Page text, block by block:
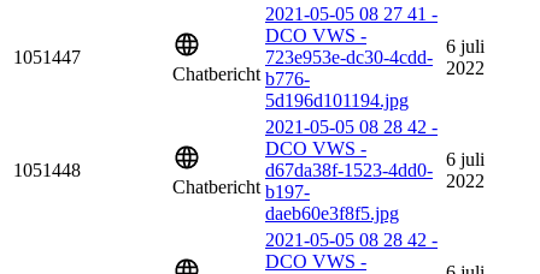
1051447
Chatbericht
2021-05-05 08 27 41 -
DCO VWS -
723e953e-dc30-4cdd-
b776-
5d196d101194.jpg
6 juli
2022
1051448
Chatbericht
2021-05-05 08 28 42 -
DCO VWS -
d67da38f-1523-4dd0-
b197-
daeb60e3f8f5.jpg
6 juli
2022
2021-05-05 08 28 42 -
DCO VWS -